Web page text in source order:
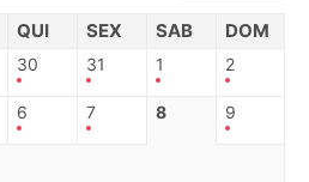
QUI SEX SAB DOM
30 31 1 2
6 7 8 9